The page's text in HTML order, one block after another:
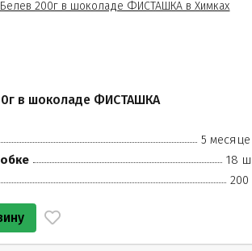
в шоколаде ФИСТАШКА
5
18
200